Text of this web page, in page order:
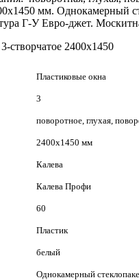
мм. Однокамерный
Г-У Евро-джет.
Пластиковые окна
3
поворотное, глухая,
2400x1450 мм
Калева
Калева Профи
60
Пластик
белый
Однокамерный